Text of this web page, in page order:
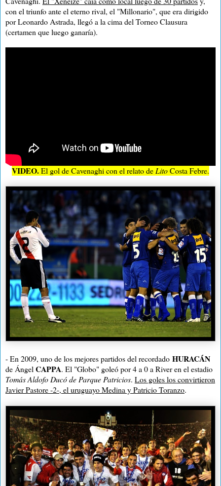
con el triunfo ante el eterno rival, el "Millonario", que era dirigido
por Leonardo Astrada, llegó a la cima del Torneo Clausura
(certamen que luego ganaría).
VIDEO.El gol de Cavenaghi con el relato de LitoCosta Febre.
- En 2009, uno de los mejores partidos del recordado HURACÁN
de Ángel CAPPA. El "Globo" goleó por 4 a 0 a River en el estadio
Tomás Aldofo Ducóde Parque Patricios. Los goles los convirtieron
Javier Pastore -2-, el uruguayo Medina y Patricio Toranzo.